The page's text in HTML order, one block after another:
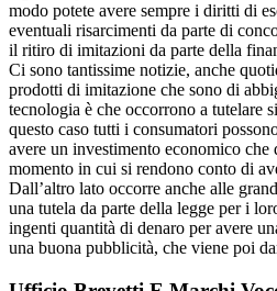
modo potete avere sempre i diritti di
eventuali risarcimenti da parte di
il ritiro di imitazioni da parte della
Ci sono tantissime notizie, anche
prodotti di imitazione che sono di
tecnologia è che occorrono a tutelare
questo caso tutti i consumatori
avere un investimento economico che
momento in cui si rendono conto di
Dall’altro lato occorre anche alle
una tutela da parte della legge per i
ingenti quantità di denaro per avere
una buona pubblicità, che viene poi